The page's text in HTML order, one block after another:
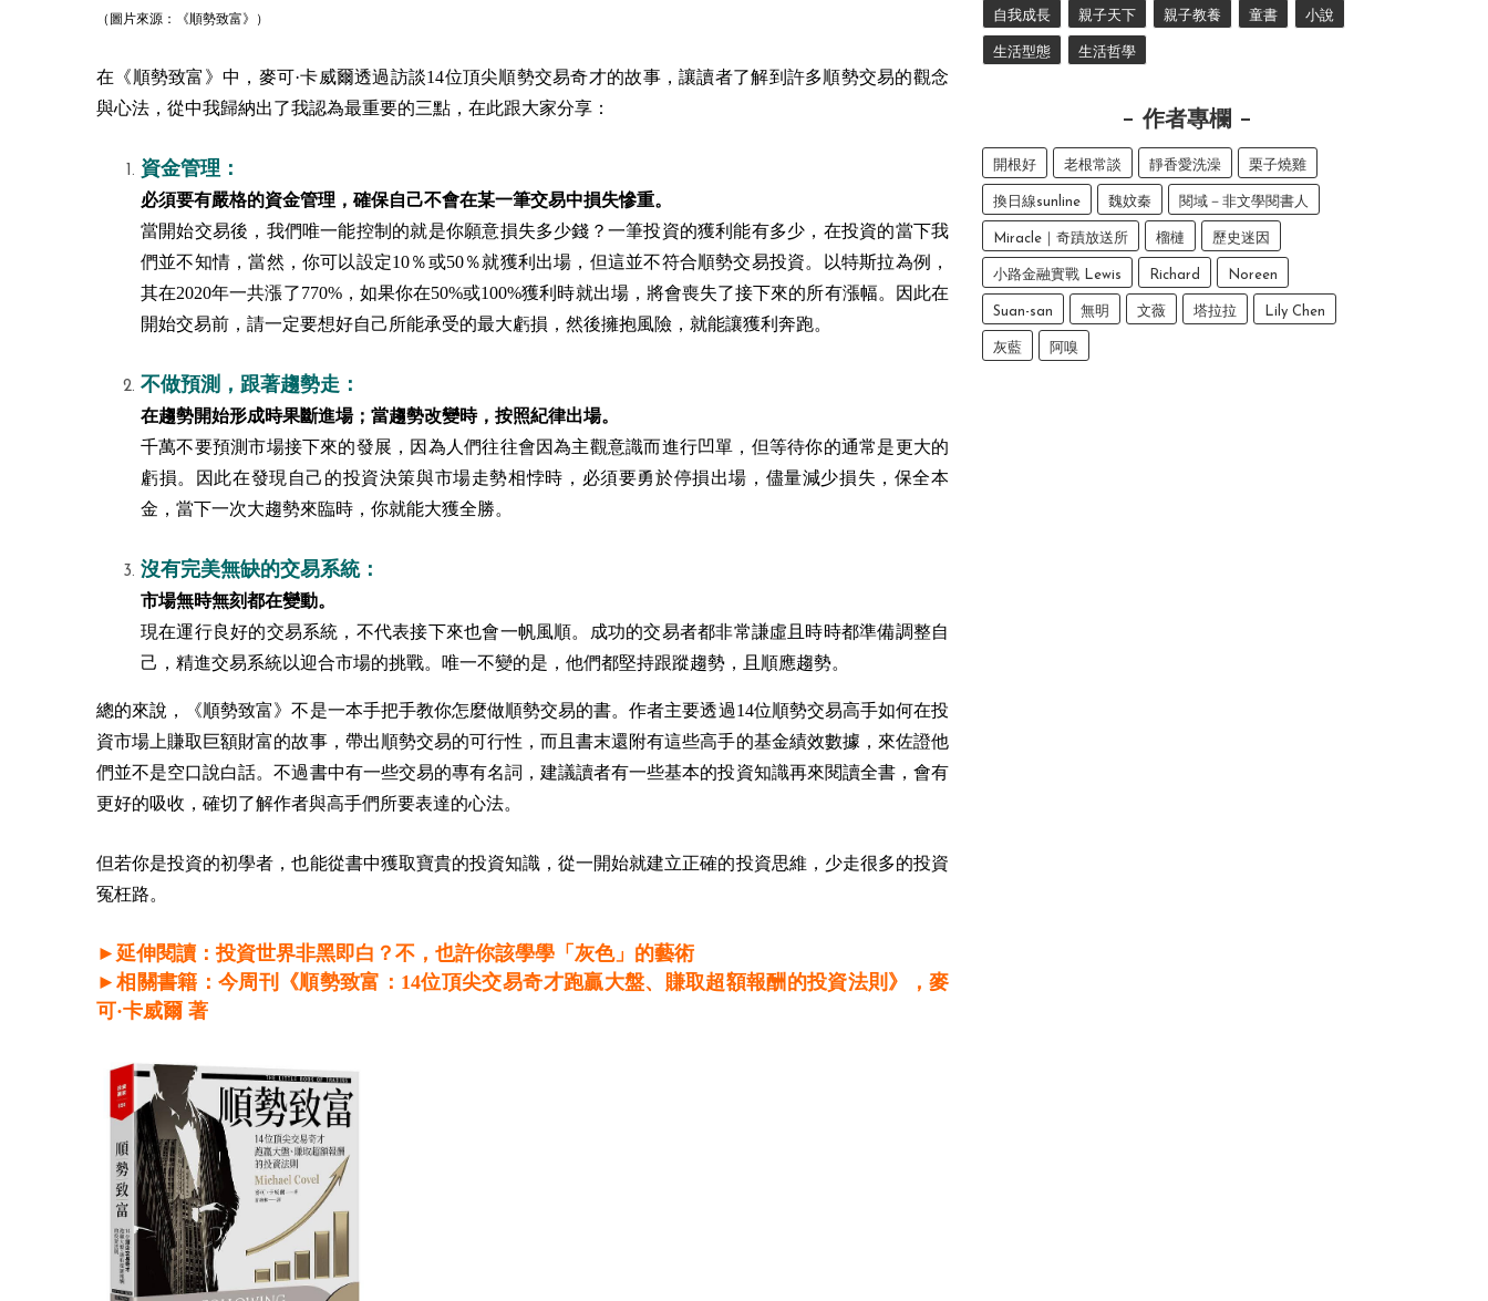
（圖片來源：《順勢致富》）
在 《順勢致富》 中，麥可·卡威爾透過訪談14位頂尖順勢交易奇才的故事，讓讀者了解到許多順勢交易的觀念
與心法，從中我歸納出了我認為最重要的三點，在此跟大家分享：
資金管理：
必須要有嚴格的資金管理，確保自己不會在某一筆交易中損失慘重。
當開始交易後，我們唯一能控制的就是你願意損失多少錢？一筆投資的獲利能有多少，在投資的當下我
們並不知情，當然，你可以設定10％或50％就獲利出場，但這並不符合順勢交易投資。以特斯拉為例，
其在2020年一共漲了770%，如果你在50%或100%獲利時就出場，將會喪失了接下來的所有漲幅。因此在
開始交易前，請一定要想好自己所能承受的最大虧損，然後擁抱風險，就能讓獲利奔跑。
不做預測，跟著趨勢走：
在趨勢開始形成時果斷進場；當趨勢改變時，按照紀律出場。
千萬不要預測市場接下來的發展，因為人們往往會因為主觀意識而進行凹單，但等待你的通常是更大的
虧損。因此在發現自己的投資決策與市場走勢相悖時，必須要勇於停損出場，儘量減少損失，保全本
金，當下一次大趨勢來臨時，你就能大獲全勝。
沒有完美無缺的交易系統：
市場無時無刻都在變動。
現在運行良好的交易系統，不代表接下來也會一帆風順。
成功的交易者都非常謙虛且時時都準備調整自
己，精進交易系統以迎合市場的挑戰。唯一不變的是，他們都堅持跟蹤趨勢，且順應趨勢。
總的來說， 《順勢致富》不是一本手把手教你怎麼做順勢交易的書。作者主要透過14位順勢交易高手如何在投
資市場上賺取巨額財富的故事，帶出順勢交易的可行性，而且書末還附有這些高手的基金績效數據，來佐證他
們並不是空口說白話。不過書中有一些交易的專有名詞，建議讀者有一些基本的投資知識再來閱讀全書，會有
更好的吸收，確切了解作者與高手們所要表達的心法。
但若你是投資的初學者，也能從書中獲取寶貴的投資知識，從一開始就建立正確的投資思維，少走很多的投資
冤枉路。
►延伸閱讀：投資世界非黑即白？不，也許你該學學「灰色」的藝術
►相關書籍：今周刊《順勢致富：14位頂尖交易奇才跑贏大盤、賺取超額報酬的投資法則》，麥
可·卡威爾 著
自我成長 親子天下 親子教養 童書 小說
生活型態 生活哲學
作者專欄
開根好 老根常談 靜香愛洗澡 栗子燒雞
換日線sunline 魏妏秦 閱域－非文學閱書人
Miracle｜奇蹟放送所 榴槤 歷史迷因
小路金融實戰 Lewis Richard Noreen
Suan-san 無明 文薇 塔拉拉 Lily Chen
灰藍 阿嗅